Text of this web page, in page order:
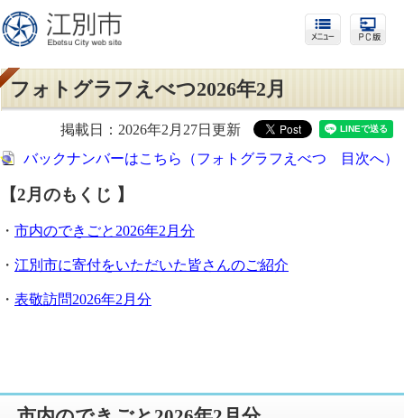
フォトグラフえべつ2026年2月
掲載日：2026年2月27日更新
バックナンバーはこちら（フォトグラフえべつ 目次へ）
【2月のもくじ 】
・ 市内のできごと2026年2月分
・ 江別市に寄付をいただいた皆さんのご紹介
・ 表敬訪問2026年2月分